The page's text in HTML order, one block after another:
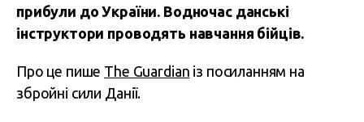
прибули до України. Водночас данські
інструктори проводять навчання бійців.
Про це пише The Guardian із посиланням на
збройні сили Данії.